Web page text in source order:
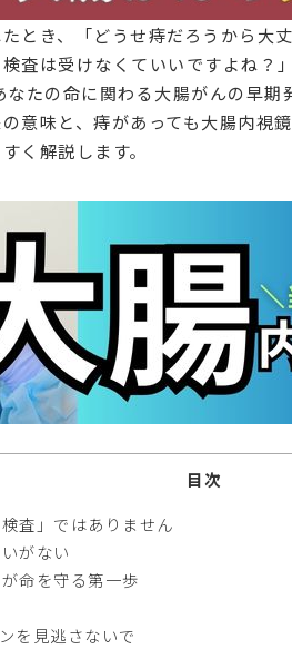
とき、「どうせ痔だろうから大
査は受けなくていいですよね？
たの命に関わる大腸がんの早期
意味と、痔があっても大腸内視
く解説します。
目次
査」ではありません
がない
命を守る第一歩
を見逃さないで